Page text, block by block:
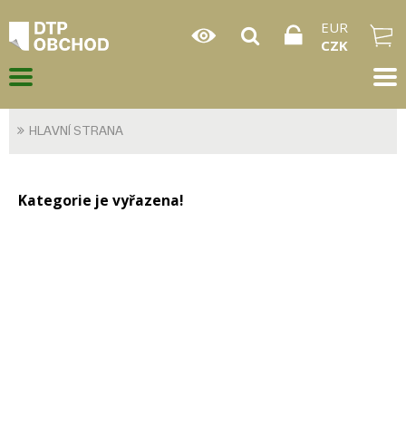
EUR
CZK
HLAVNÍ STRANA
Kategorie je vyřazena!